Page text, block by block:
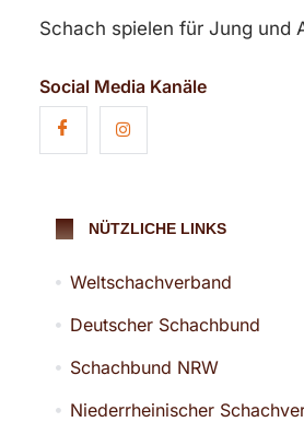
Schach spielen für Jung und
Social Media Kanäle
NÜTZLICHE LINKS
Weltschachverband
Deutscher Schachbund
Schachbund NRW
Niederrheinischer